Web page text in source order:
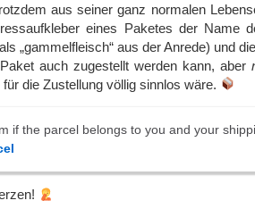
aus seiner ganz normalen
eines Paketes der Name
„gammelfleisch“ aus der Anrede) und
auch zugestellt werden kann, aber
die Zustellung völlig sinnlos wäre.
if the parcel belongs to you and your